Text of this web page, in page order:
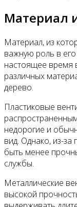
Материал
Материал, из
важную роль в
настоящее время
различных
дерево.
Пластиковые
недорогие и
вид. Однако, из-за
быть менее
службы.
Металлические
высокой